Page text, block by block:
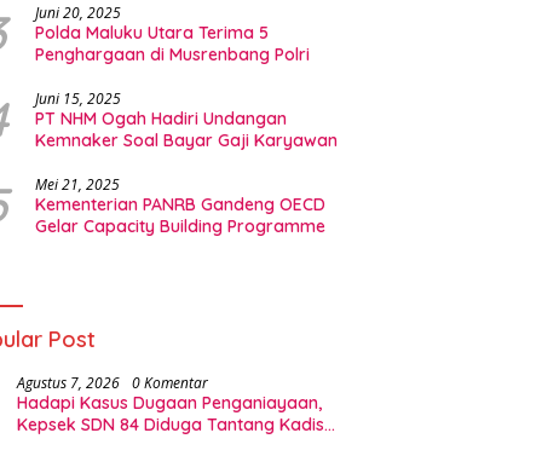
Juni 20, 2025
Polda Maluku Utara Terima 5
Penghargaan di Musrenbang Polri
Juni 15, 2025
PT NHM Ogah Hadiri Undangan
Kemnaker Soal Bayar Gaji Karyawan
Mei 21, 2025
Kementerian PANRB Gandeng OECD
Gelar Capacity Building Programme
Post
Agustus 7, 2026 0 Komentar
Hadapi Kasus Dugaan Penganiayaan,
Kepsek SDN 84 Diduga Tantang Kadis